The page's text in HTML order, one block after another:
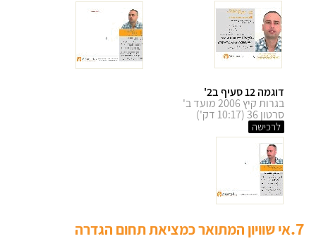
דוגמה 12 סעיף ב2'
בגרות קיץ 2006 מועד ב'
סרטון 36 (10:17 דק')
לרכישה
7. אי שוויון המתואר כמציאת תחום הגדרה